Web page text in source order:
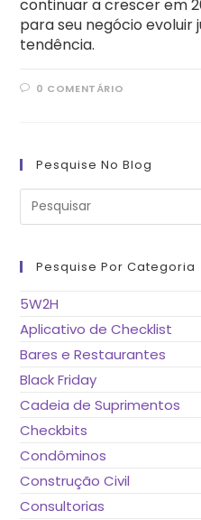
continuar a crescer em
para seu negócio
tendência.
0 COMENTÁRIO
Pesquise No Blog
Pesquise Por Categoria
5W2H
Aplicativo de Checklist
Bares e Restaurantes
Black Friday
Cadeia de Suprimentos
Checkbits
Condôminos
Construção Civil
Consultorias